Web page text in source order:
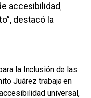
accesibilidad,
destacó la
la Inclusión de las
Juárez trabaja en
universal,